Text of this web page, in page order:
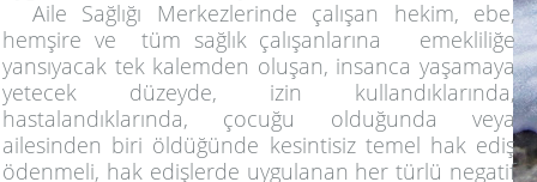
Aile Sağlığı Merkezlerinde çalışan hekim, ebe,
hemşire ve tüm sağlık çalışanlarına emekliliğe
yansıyacak tek kalemden oluşan, insanca yaşamaya
yetecek düzeyde, izin kullandıklarında,
hastalandıklarında, çocuğu olduğunda veya
ailesinden biri öldüğünde kesintisiz temel hak ediş
ödenmeli, hak edişlerde uygulanan her türlü negatif